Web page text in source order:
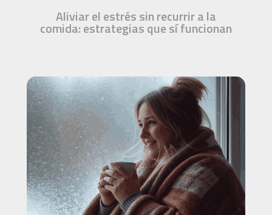
Aliviar el estrés sin recurrir a la
comida: estrategias que sí funcionan